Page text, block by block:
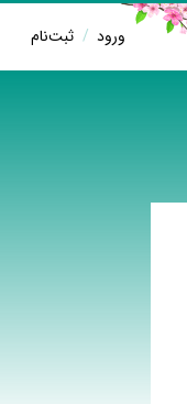
ورود / ثبت‌نام